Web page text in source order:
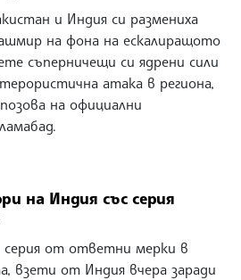
и Индия си размениха
на фона на ескалиращото
съперничещи си ядрени сили
атака в региона,
на официални
на Индия със серия
серия от ответни мерки в
взети от Индия вчера заради